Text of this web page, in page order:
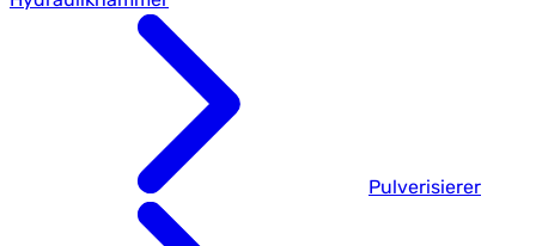
Pulverisierer